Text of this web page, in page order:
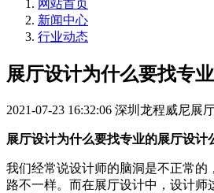
网站首页
新闻中心
行业动态
展厅设计为什么要找专
2021-07-23 16:32:06 深圳龙程威尼展
展厅设计为什么要找专业的展厅设计
我们经常说设计师的脑洞是不正常的
路不一样。而在展厅设计中，设计师